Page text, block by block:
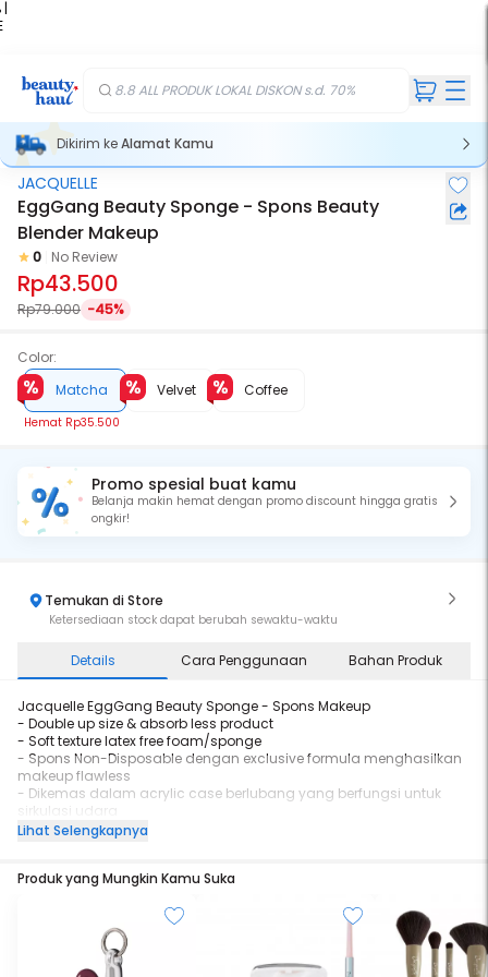
|
8.8 ALL PRODUK LOKAL DISKON s.d. 70%
Dikirim keAlamat Kamu
JACQUELLE
EggGang Beauty Sponge - Spons Beauty
Blender Makeup
0 No Review
Rp43.500
Rp79.000 -45%
Color:
Matcha
Hemat Rp35.500
Velvet Coffee
Promo spesial buat kamu
Belanja makin hemat dengan promo discount hingga gratis
ongkir!
Temukan di Store
Ketersediaan stock dapat berubah sewaktu-waktu
Details Cara Penggunaan Bahan Produk
Jacquelle EggGang Beauty Sponge - Spons Makeup
- Double up size & absorb less product
- Soft texture latex free foam/sponge
- Spons Non-Disposable dengan exclusive formula menghasilkan
makeup flawless
- Dikemas dalam acrylic case berlubang yang berfungsi untuk
sirkulasi udara
- Kemasan acrylic dilengkapi hanger yang mempermudah
ergonomis untuk menjangkau area wajah dengan maksimal
dilengkapi dengan case akrilik yang menjaga kehigienisan dan
mempermudah penyimpanan beauty sponge.
Lihat Selengkapnya
Produk yang Mungkin Kamu Suka